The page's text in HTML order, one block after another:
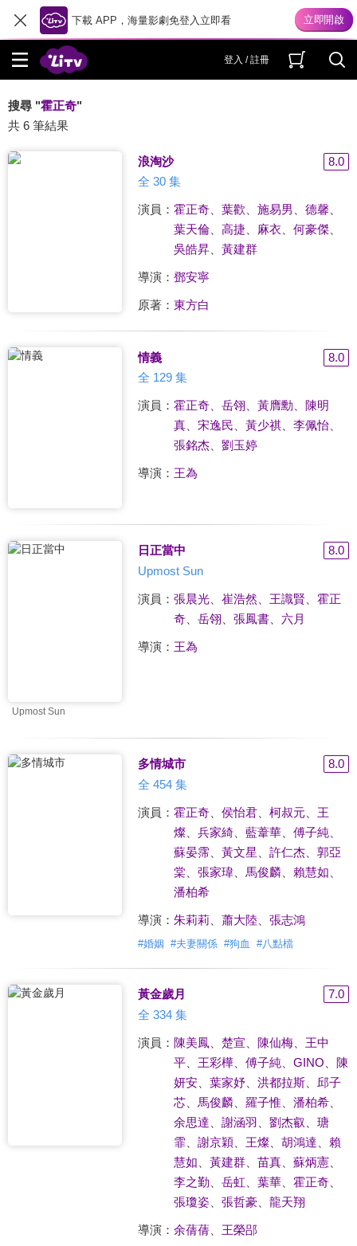
下載 APP，海量影劇免登入立即看
登入 / 註冊
搜尋 "霍正奇"
共 6 筆結果
浪淘沙
8.0
全 30 集
演員： 霍正奇、 葉歡 施易男 德馨
葉天倫、 高捷、 麻衣 何豪傑、
吳皓昇、 黃建群
導演： 鄧安寧
原著： 東方白
情義
8.0
全 129 集
演員： 霍正奇、 岳翎 黃膺勳
陳明
真、 宋逸民 黃少祺、 李佩怡、
張銘杰、 劉玉婷
導演： 王為
Upmost Sun
日正當中
8.0
Upmost Sun
演員： 張晨光、 崔浩然 王識賢
霍正
奇、 岳翎 張鳳書、 六月
導演： 王為
多情城市
8.0
全 454 集
演員： 霍正奇、 侯怡君、 柯叔元、 王
燦、 兵家綺、 藍葦華、 傅子純、
蘇晏霈、 黃文星 許仁杰、 郭亞
棠
張家瑋、 馬俊麟、 賴慧如
潘柏希
導演： 朱莉莉 蕭大陸、 張志鴻
#婚姻 #夫妻關係 #狗血 #八點檔
黃金歲月
7.0
全 334 集
演員： 陳美鳳、 楚宣 陳仙梅、 王中
平、 王彩樺、 傅子純、 GINO
陳
妍安、 葉家妤、 洪都拉斯、 邱子
芯、 馬俊麟、 羅子惟 潘柏希、
余思達
謝涵羽 劉杰叡
瑭
霏、 謝京穎 王燦、 胡鴻達
賴
慧如
黃建群、 苗真、 蘇炳憲、
李之勤
岳虹、 葉華、 霍正奇、
張瓊姿、 張哲豪 龍天翔
導演： 余蒨蒨、 王榮郘